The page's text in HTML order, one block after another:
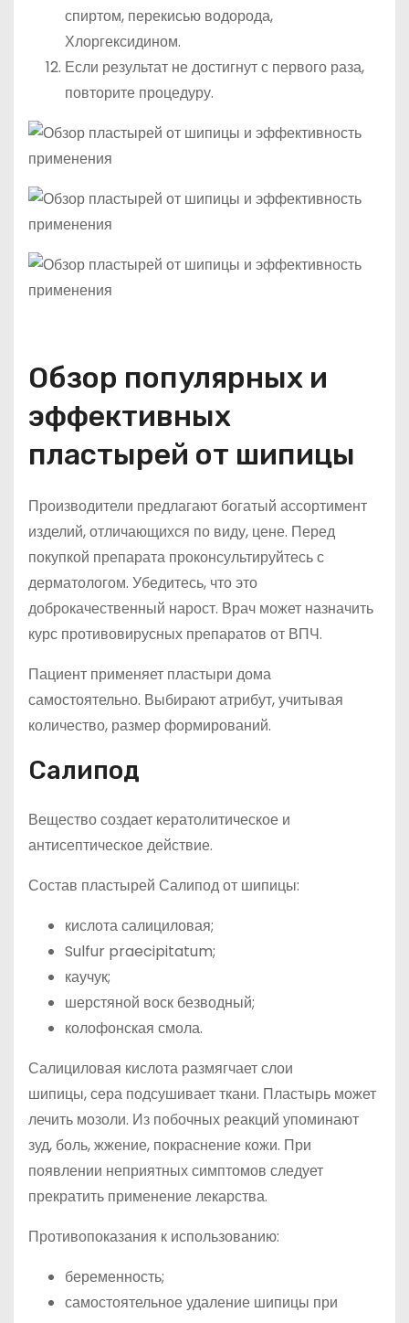
спиртом, перекисью водорода,
Хлоргексидином.
Если результат не достигнут с первого раза,
повторите процедуру.
Обзор популярных и
эффективных
пластырей от шипицы
Производители предлагают богатый ассортимент
изделий, отличающихся по виду, цене. Перед
покупкой препарата проконсультируйтесь с
дерматологом. Убедитесь, что это
доброкачественный нарост. Врач может назначить
курс противовирусных препаратов от ВПЧ.
Пациент применяет пластыри дома
самостоятельно. Выбирают атрибут, учитывая
количество, размер формирований.
Салипод
Вещество создает кератолитическое и
антисептическое действие.
Состав пластырей Салипод от шипицы:
кислота салициловая;
Sulfur praecipitatum;
каучук;
шерстяной воск безводный;
колофонская смола.
Салициловая кислота размягчает слои
шипицы, сера подсушивает ткани. Пластырь может
лечить мозоли. Из побочных реакций упоминают
зуд, боль, жжение, покраснение кожи. При
появлении неприятных симптомов следует
прекратить применение лекарства.
Противопоказания к использованию:
беременность;
самостоятельное удаление шипицы при